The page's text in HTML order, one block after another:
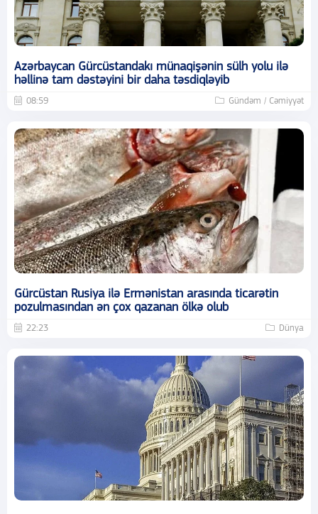
Azərbaycan Gürcüstandakı münaqişənin sülh yolu ilə
həllinə tam dəstəyini bir daha təsdiqləyib
08:59 Gündəm / Cəmiyyət
Gürcüstan Rusiya ilə Ermənistan arasında ticarətin
pozulmasından ən çox qazanan ölkə olub
22:23 Dünya